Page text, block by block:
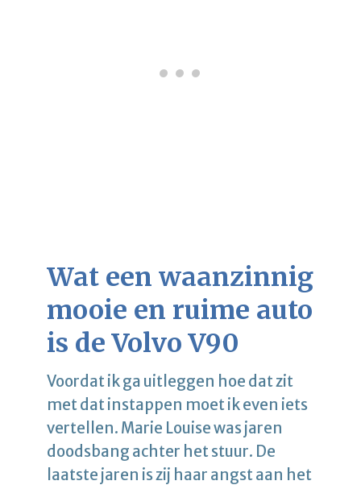
Wat een waanzinnig
mooie en ruime auto
is de Volvo V90
Voordat ik ga uitleggen hoe dat zit
met dat instappen moet ik even iets
vertellen. Marie Louise was jaren
doodsbang achter het stuur. De
laatste jaren is zij haar angst aan het